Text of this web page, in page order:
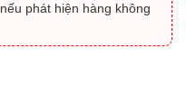
nếu phát hiện hàng không